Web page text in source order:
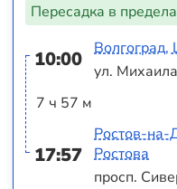
Пересадка в
10:00
7 ч 57 м
17:57
Волгоград,
ул.
Ростов-на-
Ростова
просп.